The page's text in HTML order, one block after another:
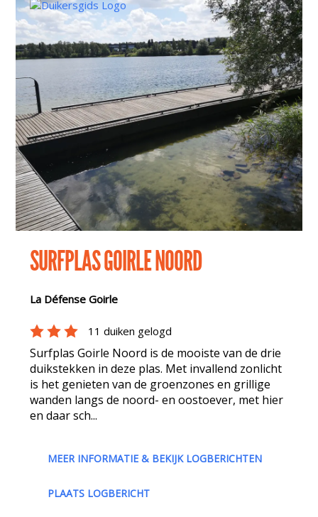
SURFPLAS GOIRLE NOORD
La Défense Goirle
11 duiken gelogd
Surfplas Goirle Noord is de mooiste van de drie
duikstekken in deze plas. Met invallend zonlicht
is het genieten van de groenzones en grillige
wanden langs de noord- en oostoever, met hier
en daar sch...
MEER INFORMATIE & BEKIJK LOGBERICHTEN
PLAATS LOGBERICHT